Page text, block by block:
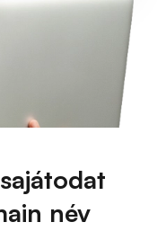
név